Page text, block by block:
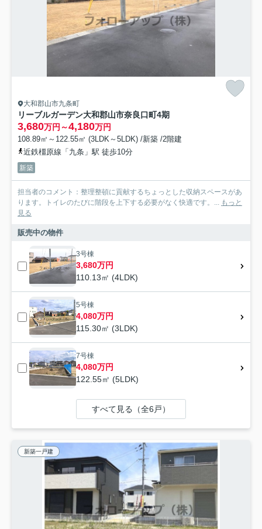
大和郡山市九条町
リーブルガーデン大和郡山市奈良口町4期
3,680万円～4,180万円
108.89㎡～122.55㎡ (3LDK～5LDK) /新築 /2階建
近鉄橿原線「九条」駅 徒歩10分
新築
担当者のコメント：整理整頓に貢献するちょっとした収納スペースがあ
ります。トイレのたびに階段を上下する必要がなく快適です。... もっと
見る
販売中の物件
3号棟
3,680万円
110.13㎡ (4LDK)
5号棟
4,080万円
115.30㎡ (3LDK)
7号棟
4,080万円
122.55㎡ (5LDK)
すべて見る（全6戸）
新築一戸建